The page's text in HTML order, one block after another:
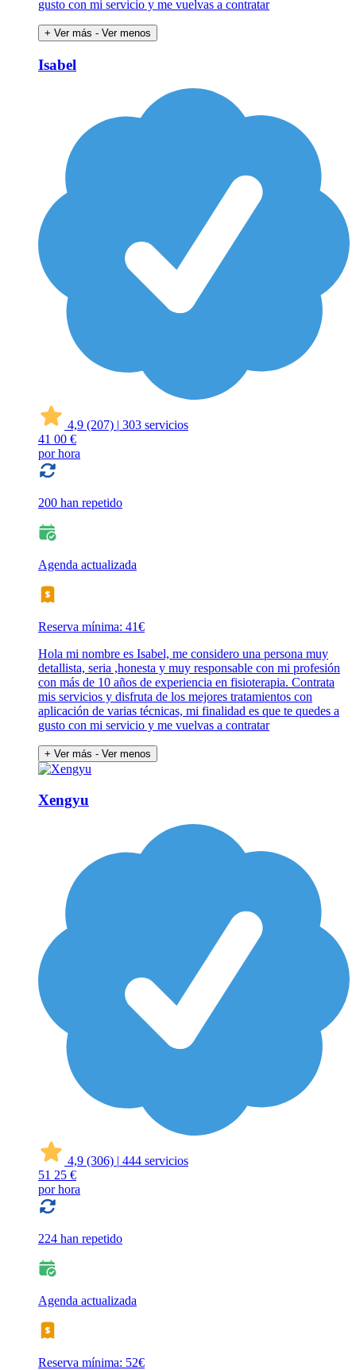
gusto con mi servicio y me vuelvas a contratar
+ Ver más - Ver menos
Isabel
4,9 (207) | 303 servicios
41 00 €
por hora
200 han repetido
Agenda actualizada
Reserva mínima: 41€
Hola mi nombre es Isabel, me considero una persona muy
detallista, seria ,honesta y muy responsable con mi profesión
con más de 10 años de experiencia en fisioterapia. Contrata
mis servicios y disfruta de los mejores tratamientos con
aplicación de varias técnicas, mi finalidad es que te quedes a
gusto con mi servicio y me vuelvas a contratar
+ Ver más - Ver menos
Xengyu
4,9 (306) | 444 servicios
51 25 €
por hora
224 han repetido
Agenda actualizada
Reserva mínima: 52€